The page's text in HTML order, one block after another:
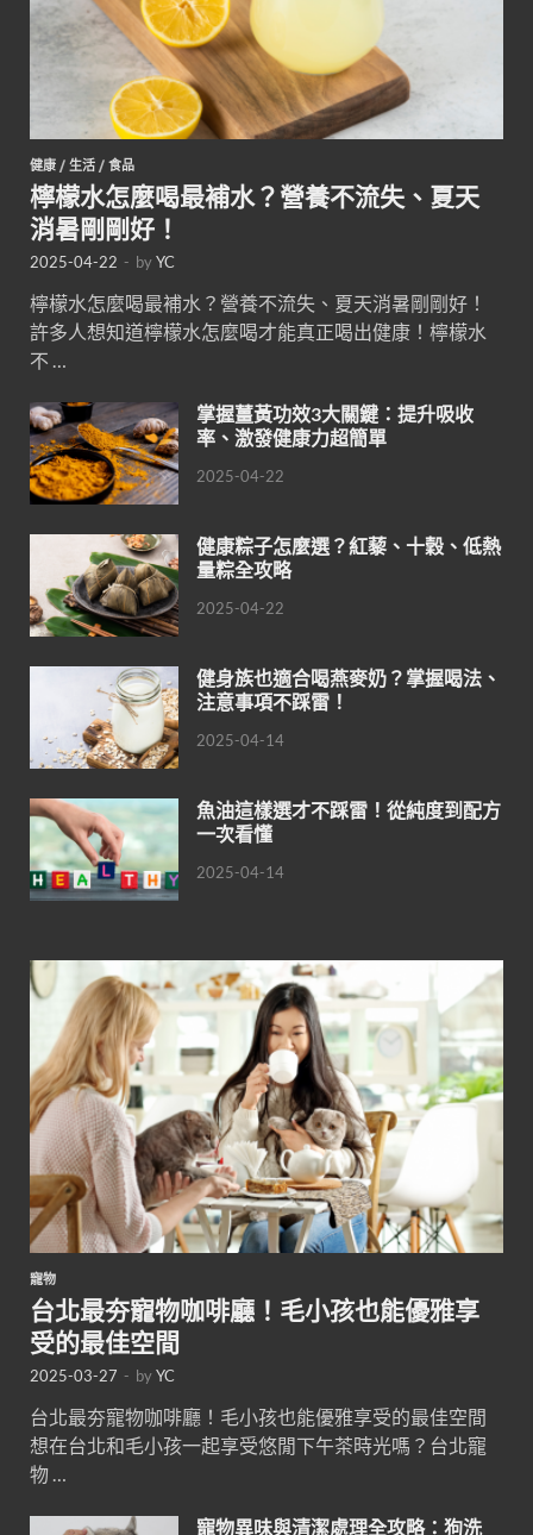
健康 / 生活 / 食品
檸檬水怎麼喝最補水？營養不流失、夏天
消暑剛剛好！
2025-04-22 - byYC
檸檬水怎麼喝最補水？營養不流失、夏天消暑剛剛好！
許多人想知道檸檬水怎麼喝才能真正喝出健康！檸檬水
不 …
掌握薑黃功效3大關鍵：提升吸收
率、激發健康力超簡單
2025-04-22
健康粽子怎麼選？紅藜、十穀、低熱
量粽全攻略
2025-04-22
健身族也適合喝燕麥奶？掌握喝法、
注意事項不踩雷！
2025-04-14
魚油這樣選才不踩雷！從純度到配方
一次看懂
2025-04-14
寵物
台北最夯寵物咖啡廳！毛小孩也能優雅享
受的最佳空間
2025-03-27 - byYC
台北最夯寵物咖啡廳！毛小孩也能優雅享受的最佳空間
想在台北和毛小孩一起享受悠閒下午茶時光嗎？台北寵
物 …
寵物異味與清潔處理全攻略：狗洗